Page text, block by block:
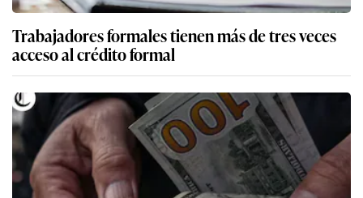
Trabajadores formales tienen más de tres veces
acceso al crédito formal